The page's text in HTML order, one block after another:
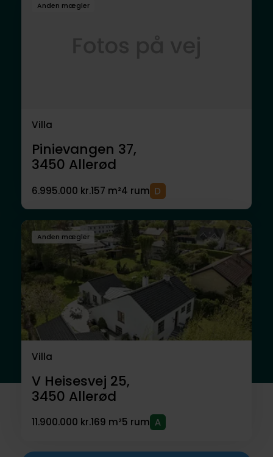
Anden mægler
Villa
Pinievangen 37,
3450 Allerød
6.995.000 kr.157 m²4 rum
Anden mægler
Villa
V Heisesvej 25,
3450 Allerød
11.900.000 kr.169 m²5 rum